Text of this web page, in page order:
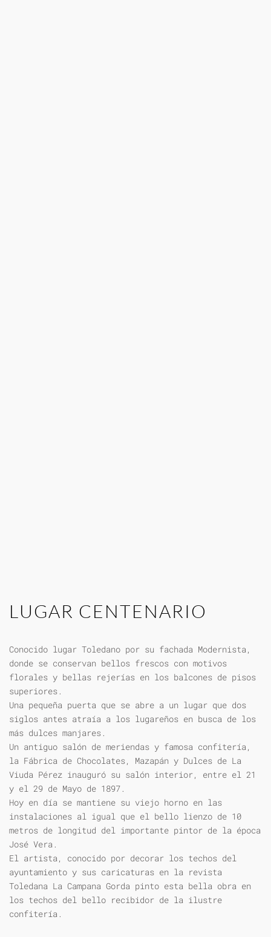
LUGAR CENTENARIO
Conocido lugar Toledano por su fachada Modernista,
donde se conservan bellos frescos con motivos
florales y bellas rejerías en los balcones de pisos
superiores.
Una pequeña puerta que se abre a un lugar que dos
siglos antes atraía a los lugareños en busca de los
más dulces manjares.
Un antiguo salón de meriendas y famosa confitería,
la Fábrica de Chocolates, Mazapán y Dulces de La
Viuda Pérez inauguró su salón interior, entre el 21
y el 29 de Mayo de 1897.
Hoy en día se mantiene su viejo horno en las
instalaciones al igual que el bello lienzo de 10
metros de longitud del importante pintor de la época
José Vera.
El artista, conocido por decorar los techos del
ayuntamiento y sus caricaturas en la revista
Toledana La Campana Gorda pinto esta bella obra en
los techos del bello recibidor de la ilustre
confitería.